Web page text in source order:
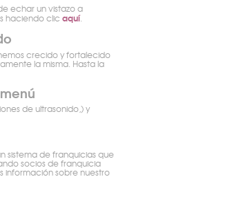
echar un vistazo a
haciendo clic aquí.
crecido y fortalecido
la misma. Hasta la
de ultrasonido,) y
sistema de franquicias que
socios de franquicia
información sobre nuestro